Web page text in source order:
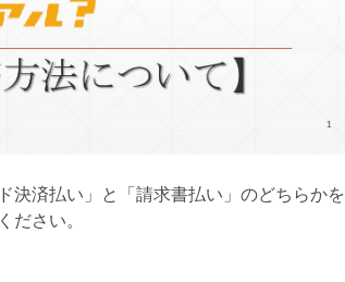
決済払い」と「請求書払い」のどちらかを
さい。